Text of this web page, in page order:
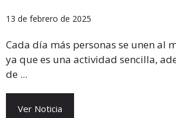
13 de febrero de 2025
Cada día más personas se unen al
ya que es una actividad sencilla,
de ...
Ver Noticia